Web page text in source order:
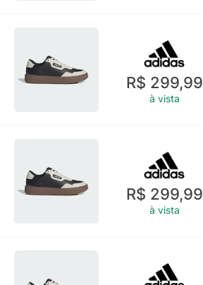
R$ 299,99
à vista
R$ 299,99
à vista